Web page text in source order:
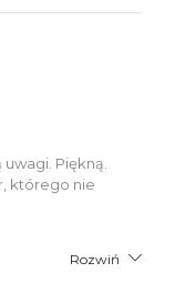
uwagi. Piękną.
którego nie
Rozwiń